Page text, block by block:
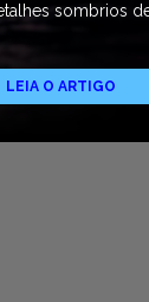
sombrios
LEIA O ARTIGO